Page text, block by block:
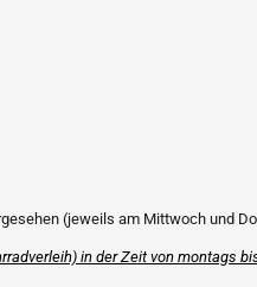
(jeweils am Mittwoch und
in der Zeit von montags